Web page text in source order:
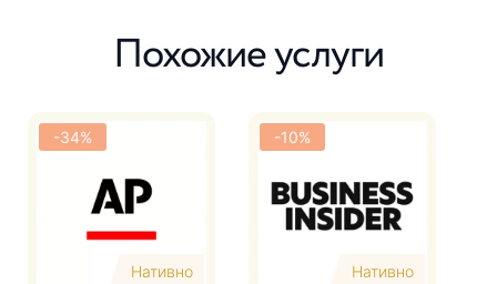
Похожие услуги
Нативно
-34%
Нативно
-10%